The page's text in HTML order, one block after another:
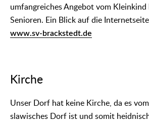
umfangreiches Angebot vom Kleinkind
Senioren. Ein Blick auf die
www.sv-brackstedt.de
Kirche
Unser Dorf hat keine Kirche, da es
slawisches Dorf ist und somit